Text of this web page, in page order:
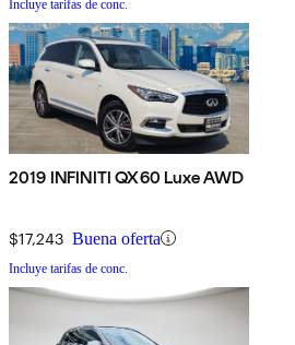
Incluye tarifas de conc.
2019 INFINITI QX60 Luxe AWD
$17,243 Buena oferta
Incluye tarifas de conc.